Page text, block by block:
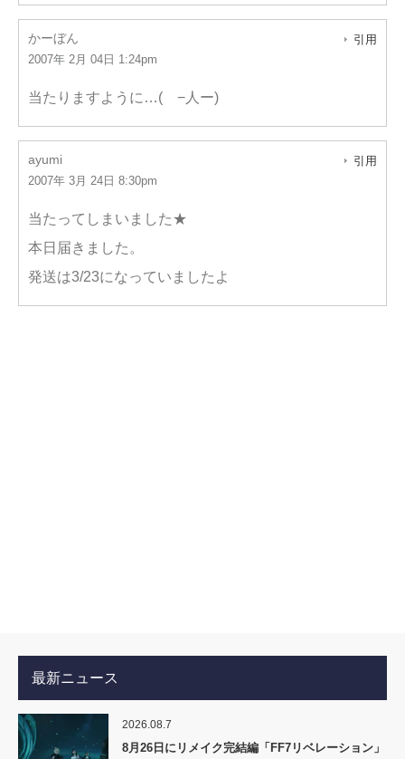
かーぼん
2007年 2月 04日 1:24pm
引用
当たりますように…( −人ー)
ayumi
2007年 3月 24日 8:30pm
引用
当たってしまいました★
本日届きました。
発送は3/23になっていましたよ
最新ニュース
2026.08.7
8月26日にリメイク完結編「FF7リベレーション」